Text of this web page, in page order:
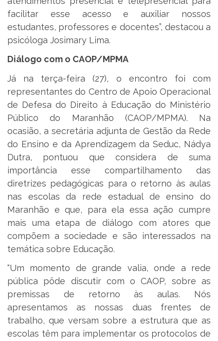
facilitar esse acesso e auxiliar nossos
estudantes, professores e docentes”, destacou a
psicóloga Josimary Lima.
Diálogo com o CAOP/MPMA
Já na terça-feira (27), o encontro foi com
representantes do Centro de Apoio Operacional
de Defesa do Direito à Educação do Ministério
Público do Maranhão (CAOP/MPMA). Na
ocasião, a secretária adjunta de Gestão da Rede
do Ensino e da Aprendizagem da Seduc, Nádya
Dutra, pontuou que considera de suma
importância esse compartilhamento das
diretrizes pedagógicas para o retorno às aulas
nas escolas da rede estadual de ensino do
Maranhão e que, para ela essa ação cumpre
mais uma etapa de diálogo com atores que
compõem a sociedade e são interessados na
temática sobre Educação.
“Um momento de grande valia, onde a rede
pública pôde discutir com o CAOP, sobre as
premissas de retorno às aulas. Nós
apresentamos as nossas duas frentes de
trabalho, que versam sobre a estrutura que as
escolas têm para implementar os protocolos de